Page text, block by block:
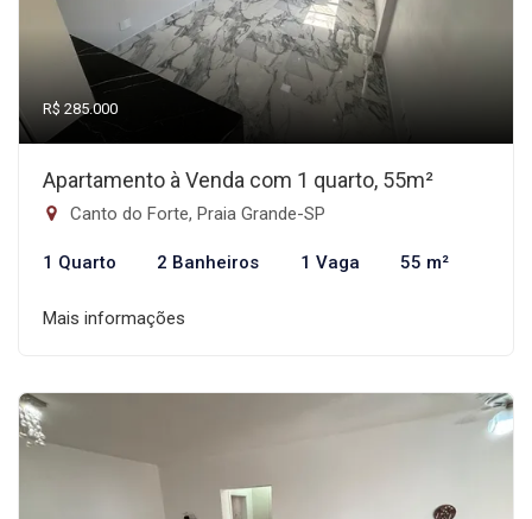
R$ 285.000
Apartamento à Venda com 1 quarto, 55m²
Canto do Forte, Praia Grande-SP
1 Quarto 2 Banheiros 1 Vaga 55 m²
Mais informações